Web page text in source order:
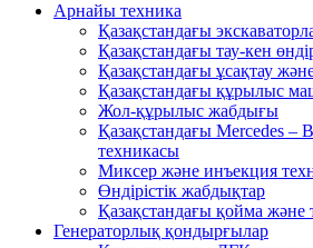
Арнайы техника
Қазақстандағы
Қазақстандағы тау-кен
Қазақстандағы ұсақтау
Қазақстандағы құрылыс
Жол-құрылыс жабдығы
Қазақстандағы Mercedes –
техникасы
Миксер және инъекция
Өндірістік жабдықтар
Қазақстандағы қойма және
Генераторлық қондырғылар